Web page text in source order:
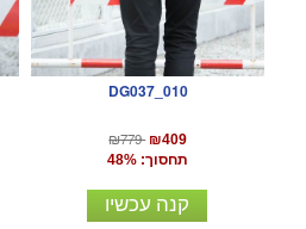
DG037_010
₪779 ₪409
תחסוך: 48%
קנה עכשיו